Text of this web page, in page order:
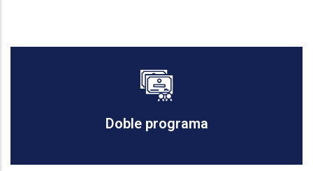
Doble programa